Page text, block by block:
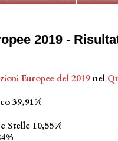
2019 -
Europee del 2019 nel
39,91%
Stelle 10,55%